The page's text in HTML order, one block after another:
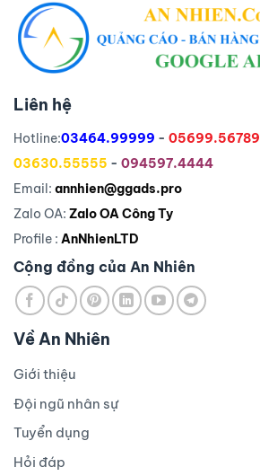
Liên hệ
Hotline:03464.99999 - 05699.56789
03630.55555 - 094597.4444
Email: annhien@ggads.pro
Zalo OA: Zalo OA Công Ty
Profile : AnNhienLTD
Cộng đồng của An Nhiên
Về An Nhiên
Giới thiệu
Đội ngũ nhân sự
Tuyển dụng
Hỏi đáp